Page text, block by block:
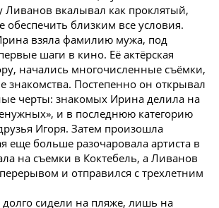
Ливанов вкалывал как проклятый,
обеспечить близким все условия.
взяла фамилию мужа, под
шаги в кино. Её актёрская
начались многочисленные съёмки,
знакомства. Постепенно он открывал
черты: знакомых Ирина делила на
и в последнюю категорию
Игоря. Затем произошла
еще больше разочаровала артиста в
на съемки в Коктебель, а Ливанов
и отправился с трехлетним
долго сидели на пляже, лишь на